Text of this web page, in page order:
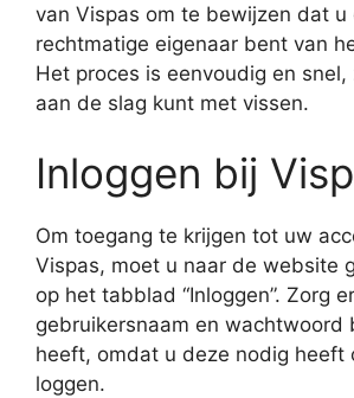
van Vispas om te bewijzen dat u
rechtmatige eigenaar bent van
Het proces is eenvoudig en snel,
aan de slag kunt met vissen.
Inloggen bij
Om toegang te krijgen tot uw
Vispas, moet u naar de website
op het tabblad “Inloggen”. Zorg
gebruikersnaam en wachtwoord
heeft, omdat u deze nodig heeft
loggen.